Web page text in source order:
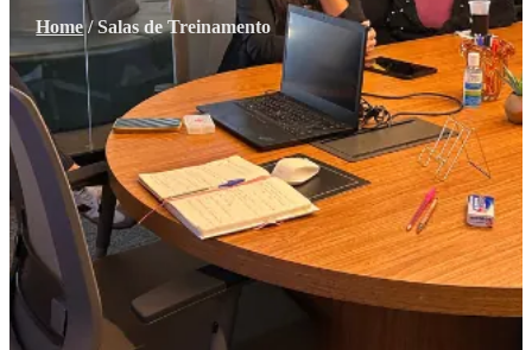
Home/Salas de Treinamento